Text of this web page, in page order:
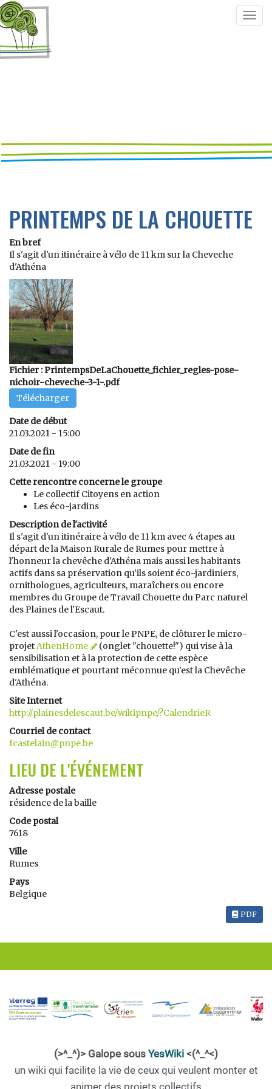
PRINTEMPS DE LA CHOUETTE
En bref
Il s'agit d'un itinéraire à vélo de 11 km sur la Cheveche
d'Athéna
Fichier : PrintempsDeLaChouette_fichier_regles-pose-
nichoir-cheveche-3-1-.pdf
Télécharger
Date de début
21.03.2021 - 15:00
Date de fin
21.03.2021 - 19:00
Cette rencontre concerne le groupe
Le collectif Citoyens en action
Les éco-jardins
Description de l'activité
Il s'agit d'un itinéraire à vélo de 11 km avec 4 étapes au
départ de la Maison Rurale de Rumes pour mettre à
l'honneur la chevêche d'Athéna mais aussi les habitants
actifs dans sa préservation qu'ils soient éco-jardiniers,
ornithologues, agriculteurs, maraîchers ou encore
membres du Groupe de Travail Chouette du Parc naturel
des Plaines de l'Escaut.
C'est aussi l'occasion, pour le PNPE, de clôturer le micro-
projetAthenHome
(onglet "chouette!") qui vise à la
sensibilisation et à la protection de cette espèce
emblématique et pourtant méconnue qu'est la Chevêche
d'Athéna.
Site Internet
http://plainesdelescaut.be/wikipnpe/?CalendrieR
Courriel de contact
fcastelain@pnpe.be
LIEU DE L'ÉVÉNEMENT
Adresse postale
résidence de la baille
Code postal
7618
Ville
Rumes
Pays
Belgique
PDF